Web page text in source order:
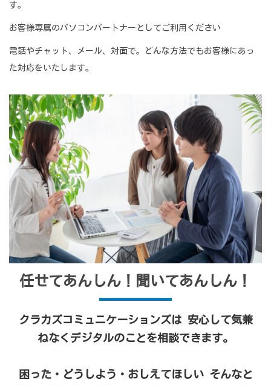
す。
お客様専属のパソコンパートナーとしてご利用ください
電話やチャット、メール、対面で。どんな方法でもお客様にあっ
た対応をいたします。
任せてあんしん！聞いてあんしん！
クラカズコミュニケーションズは 安心して気兼
ねなくデジタルのことを相談できます。
困った・どうしよう・おしえてほしい そんなと